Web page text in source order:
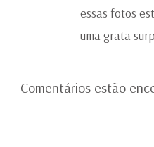
essas fotos
uma grata
Comentários estão